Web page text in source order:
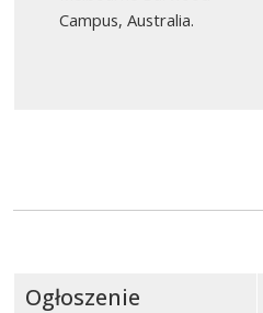
Campus, Australia.
Ogłoszenie